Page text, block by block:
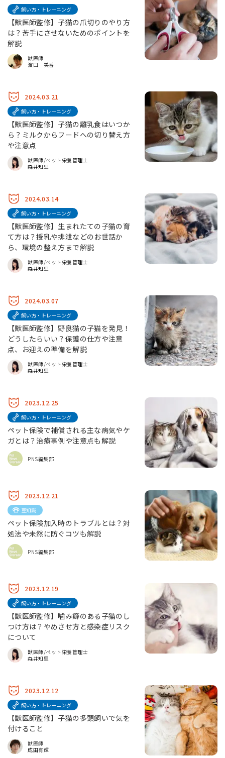
飼い方・トレーニング
【獣医師監修】子猫の爪切りのやり方
は？苦手にさせないためのポイントを
解説
獣医師
濵口 美香
2024.03.21
飼い方・トレーニング
【獣医師監修】子猫の離乳食はいつか
ら？ミルクからフードへの切り替え方
や注意点
獣医師/ペット栄養管理士
森井知里
2024.03.14
飼い方・トレーニング
【獣医師監修】生まれたての子猫の育
て方は？授乳や排泄などのお世話か
ら、環境の整え方まで解説
獣医師/ペット栄養管理士
森井知里
2024.03.07
飼い方・トレーニング
【獣医師監修】野良猫の子猫を発見！
どうしたらいい？保護の仕方や注意
点、お迎えの準備を解説
獣医師/ペット栄養管理士
森井知里
2023.12.25
飼い方・トレーニング
ペット保険で補償される主な病気やケ
ガとは？治療事例や注意点も解説
PNS編集部
2023.12.21
豆知識
ペット保険加入時のトラブルとは？対
処法や未然に防ぐコツも解説
PNS編集部
2023.12.19
飼い方・トレーニング
【獣医師監修】噛み癖のある子猫のし
つけ方は？やめさせ方と感染症リスク
について
獣医師/ペット栄養管理士
森井知里
2023.12.12
飼い方・トレーニング
【獣医師監修】子猫の多頭飼いで気を
付けること
獣医師
成田有輝